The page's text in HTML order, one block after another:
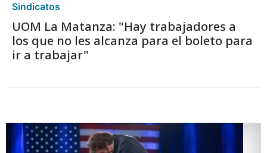
Sindicatos
UOM La Matanza: "Hay trabajadores a
los que no les alcanza para el boleto para
ir a trabajar"